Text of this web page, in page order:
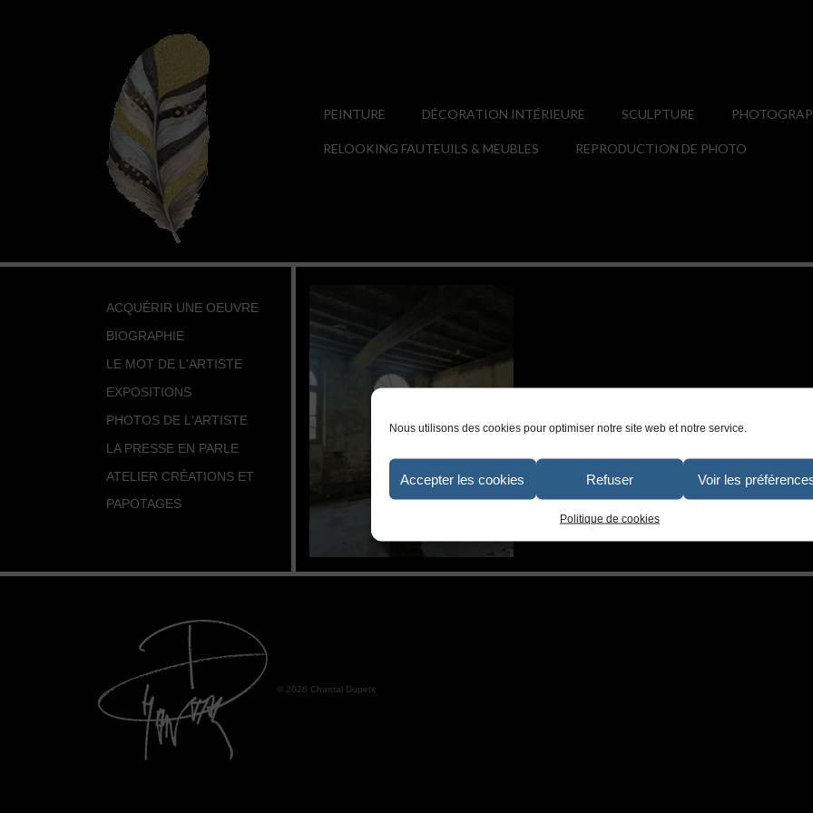
Nous utilisons des cookies pour optimiser notre site web et notre service.
Accepter les cookies Refuser Voir les
Politique de cookies
PEINTURE DÉCORATION INTÉRIEURE SCULPTURE
RELOOKING FAUTEUILS & MEUBLES REPRODUCTION DE PHOTO
ACQUÉRIR UNE OEUVRE
BIOGRAPHIE
LE MOT DE L'ARTISTE
EXPOSITIONS
PHOTOS DE L'ARTISTE
LA PRESSE EN PARLE
ATELIER CRÉATIONS ET
PAPOTAGES
© 2026 Chantal Dupetit